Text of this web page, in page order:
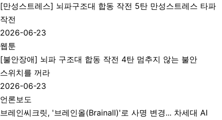
[만성스트레스] 뇌파구조대 합동 작전 5탄 만성스트레스 타파
작전
2026-06-23
웹툰
[불안장애] 뇌파 구조대 합동 작전 4탄 멈추지 않는 불안
스위치를 꺼라
2026-06-23
언론보도
브레인씨크릿, '브레인올(Brainall)'로 사명 변경... 차세대 AI